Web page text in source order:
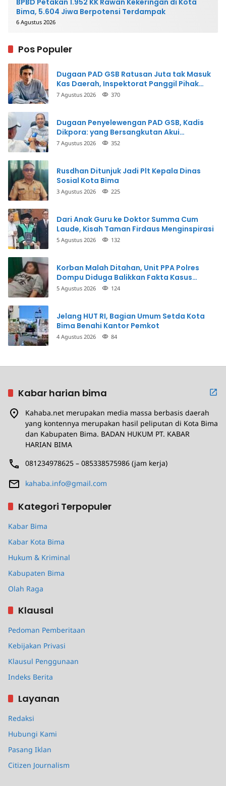
BPBD Petakan 1.952 KK Rawan Kekeringan di Kota
Bima, 5.604 Jiwa Berpotensi Terdampak
6 Agustus 2026
Pos Populer
Dugaan PAD GSB Ratusan Juta tak Masuk
Kas Daerah, Inspektorat Panggil Pihak
Terkait
7 Agustus 2026 370
Dugaan Penyelewengan PAD GSB, Kadis
Dikpora: yang Bersangkutan Akui
Perbuatannya dan Siap Mengembalikan
7 Agustus 2026 352
Rusdhan Ditunjuk Jadi Plt Kepala Dinas
Sosial Kota Bima
3 Agustus 2026 225
Dari Anak Guru ke Doktor Summa Cum
Laude, Kisah Taman Firdaus Menginspirasi
5 Agustus 2026 132
Korban Malah Ditahan, Unit PPA Polres
Dompu Diduga Balikkan Fakta Kasus
Penganiayaan
5 Agustus 2026 124
Jelang HUT RI, Bagian Umum Setda Kota
Bima Benahi Kantor Pemkot
4 Agustus 2026 84
Kabar harian bima
Kahaba.net merupakan media massa berbasis daerah
yang kontennya merupakan hasil peliputan di Kota Bima
dan Kabupaten Bima. BADAN HUKUM PT. KABAR
HARIAN BIMA
081234978625 – 085338575986 (jam kerja)
kahaba.info@gmail.com
Kategori Terpopuler
Kabar Bima
Kabar Kota Bima
Hukum & Kriminal
Kabupaten Bima
Olah Raga
Klausal
Pedoman Pemberitaan
Kebijakan Privasi
Klausul Penggunaan
Indeks Berita
Layanan
Redaksi
Hubungi Kami
Pasang Iklan
Citizen Journalism